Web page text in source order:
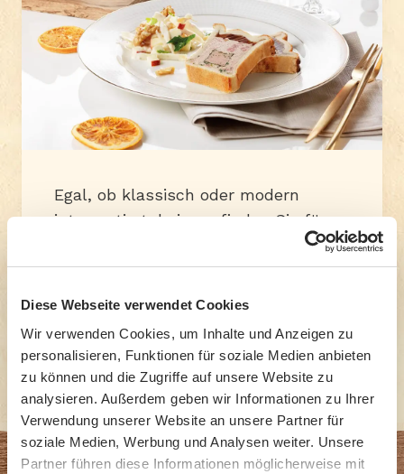
Diese Webseite verwendet Cookies
Wir verwenden Cookies, um Inhalte und Anzeigen zu
personalisieren, Funktionen für soziale Medien anbieten
zu können und die Zugriffe auf unsere Website zu
analysieren. Außerdem geben wir Informationen zu Ihrer
Verwendung unserer Website an unsere Partner für
soziale Medien, Werbung und Analysen weiter. Unsere
Partner führen diese Informationen möglicherweise mit
Egal, ob klassisch oder modern
interpretiert, bei uns finden Sie für
Produkte anzeigen